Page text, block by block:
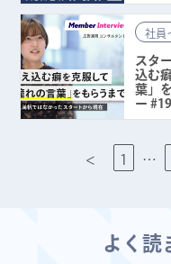
社員
スタ
込む
葉」
ー #19
< 1 …
よく読